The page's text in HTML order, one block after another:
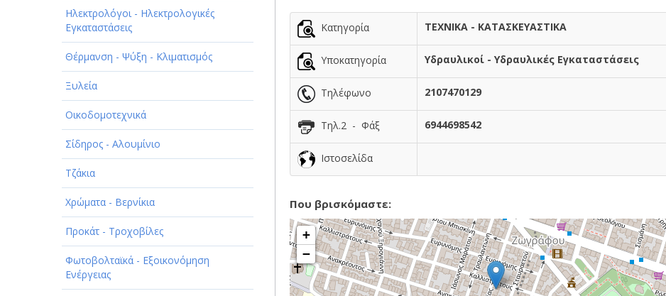
ΟΜΟΡΦΙΑ
ΠΑΡΟΧΗ ΥΠΗΡΕΣΙΩΝ
ΤΕΧΝΙΚΑ - ΚΑΤΑΣΚΕΥΑΣΤΙΚΑ
ΤΕΧΝΟΛΟΓΙΑ
ΥΓΕΙΑ - ΙΑΤΡΟΙ
ΦΑΓΗΤΟ
Ηλεκτρολόγοι - Ηλεκτρολογικές
Εγκαταστάσεις
Θέρμανση - Ψύξη - Κλιματισμός
Ξυλεία
Οικοδομοτεχνικά
Σίδηρος - Αλουμίνιο
Τζάκια
Χρώματα - Βερνίκια
Προκάτ - Τροχοβίλες
Φωτοβολταϊκά - Εξοικονόμηση
Ενέργειας
Κατηγορία ΤΕΧΝΙΚΑ - ΚΑΤΑΣΚΕΥΑΣΤΙΚΑ
Υποκατηγορία Υδραυλικοί - Υδραυλικές Εγκαταστάσεις
Τηλέφωνο 2107470129
Τηλ.2 - Φάξ 6944698542
Ιστοσελίδα
Που βρισκόμαστε:
+
−